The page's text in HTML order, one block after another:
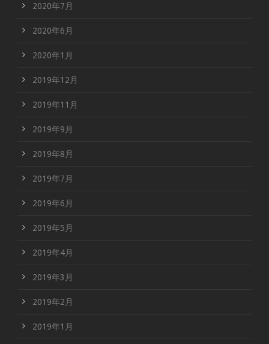
2020年7月
2020年6月
2020年1月
2019年12月
2019年11月
2019年9月
2019年8月
2019年7月
2019年6月
2019年5月
2019年4月
2019年3月
2019年2月
2019年1月